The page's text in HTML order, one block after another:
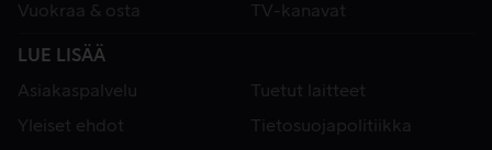
Vuokraa & osta
TV-kanavat
LUE LISÄÄ
Asiakaspalvelu
Tuetut laitteet
Yleiset ehdot
Tietosuojapolitiikka